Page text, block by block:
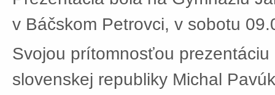
v Báčskom Petrovci, v sobotu
Svojou prítomnosťou
slovenskej republiky Michal